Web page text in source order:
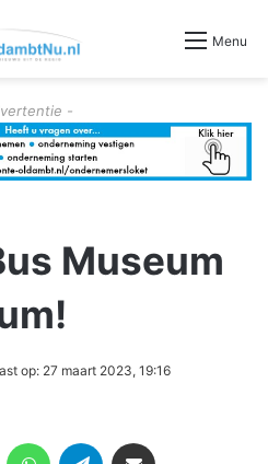
Menu
-
Museum
op: 27 maart 2023, 19:16